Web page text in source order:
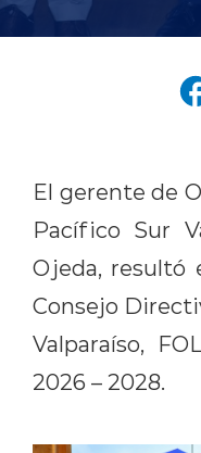
El gerente de
Pacífico Sur
Ojeda, resultó
Consejo
Valparaíso,
2026 – 2028.